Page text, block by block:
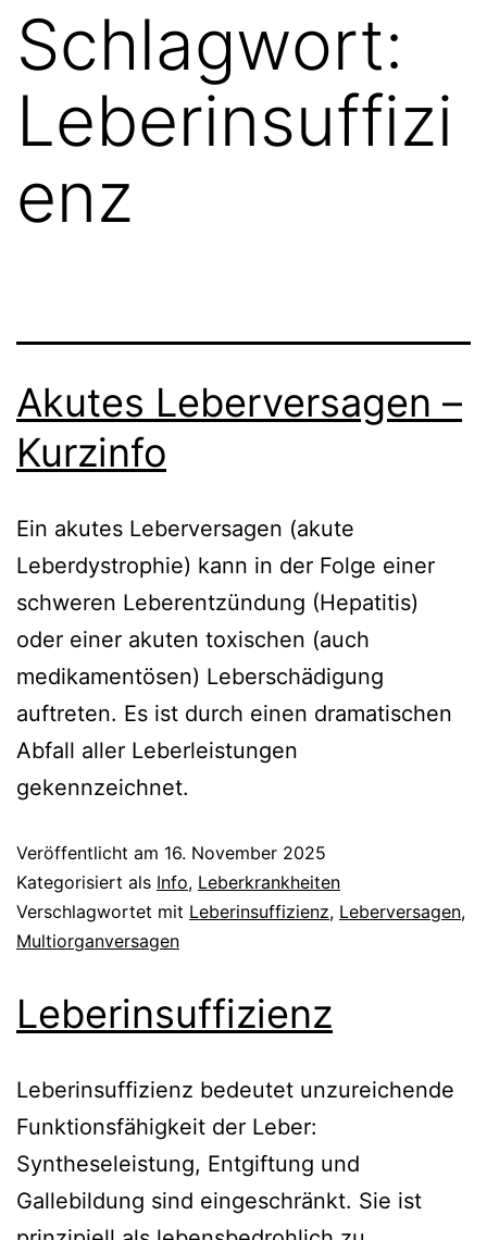
Schlagwort:
Leberinsuffizi
enz
Akutes Leberversagen –
Kurzinfo
Ein akutes Leberversagen (akute
Leberdystrophie) kann in der Folge einer
schweren Leberentzündung (Hepatitis)
oder einer akuten toxischen (auch
medikamentösen) Leberschädigung
auftreten. Es ist durch einen dramatischen
Abfall aller Leberleistungen
gekennzeichnet.
Veröffentlicht am 16. November 2025
Kategorisiert als Info, Leberkrankheiten
Verschlagwortet mit Leberinsuffizienz, Leberversagen,
Multiorganversagen
Leberinsuffizienz
Leberinsuffizienz bedeutet unzureichende
Funktionsfähigkeit der Leber:
Syntheseleistung, Entgiftung und
Gallebildung sind eingeschränkt. Sie ist